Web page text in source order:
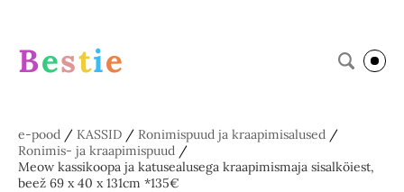
Bestie
e-pood / KASSID / Ronimispuud ja kraapimisalused /
Ronimis- ja kraapimispuud /
Meow kassikoopa ja katusealusega kraapimismaja sisalköiest,
beež 69 x 40 x 131cm *135€